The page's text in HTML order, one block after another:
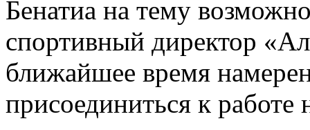
Бенатиа на тему
спортивный директор
ближайшее время
присоединиться к